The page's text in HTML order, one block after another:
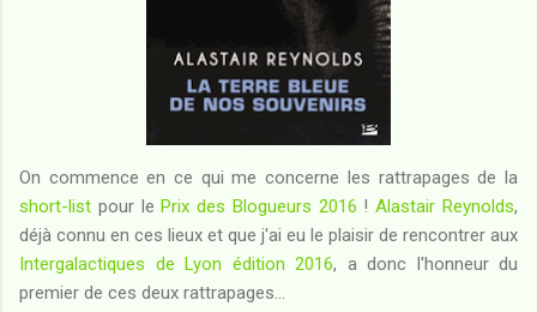
On commence en ce qui me concerne les rattrapages de la
short-list pour lePrix des Blogueurs 2016 !Alastair Reynolds,
déjà connu en ces lieux et que j'ai eu le plaisir de rencontrer aux
Intergalactiques de Lyon édition 2016, a donc l'honneur du
premier de ces deux rattrapages...